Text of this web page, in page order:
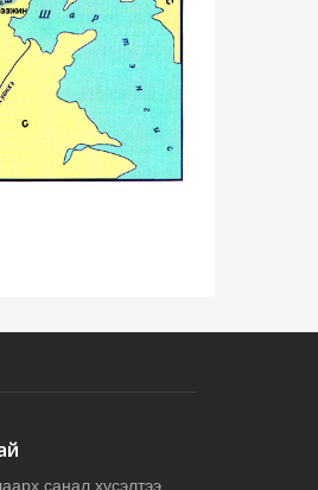
санал хүсэлтээ